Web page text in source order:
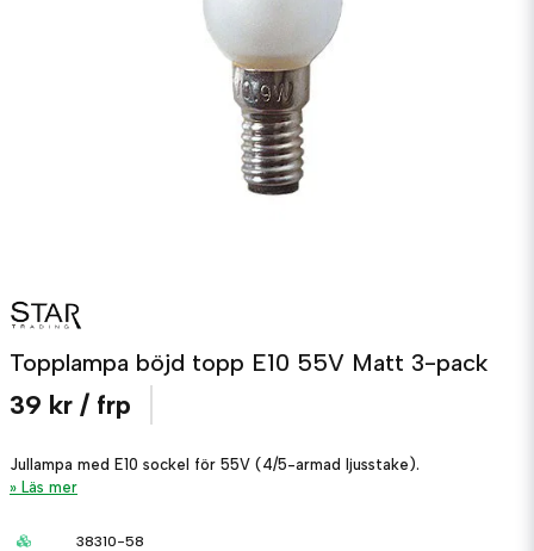
Topplampa böjd topp E10 55V Matt 3-pack
39 kr / frp
Jullampa med E10 sockel för 55V (4/5-armad ljusstake).
Läs mer
38310-58